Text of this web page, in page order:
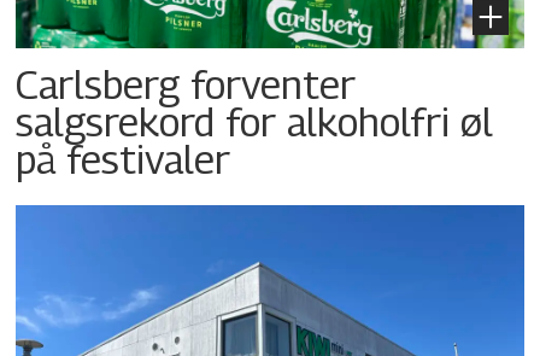
Carlsberg forventer
salgsrekord for alkoholfri øl
på festivaler